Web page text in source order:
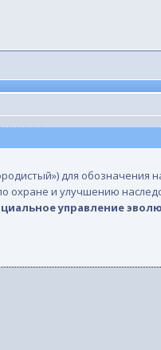
для
и улучшению
управление